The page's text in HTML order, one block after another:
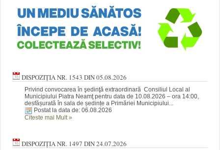
DISPOZIȚIA NR. 1543 DIN 05.08.2026
Privind convocarea în şedinţă extraordinară Consiliul Local al
Municipiului Piatra Neamţ pentru data de 10.08.2026 – ora 14:00,
desfășurată în sala de ședințe a Primăriei Municipiului...
Postat la data de: 06.08.2026
Citeste mai Mult»
DISPOZIȚIA NR. 1497 DIN 24.07.2026